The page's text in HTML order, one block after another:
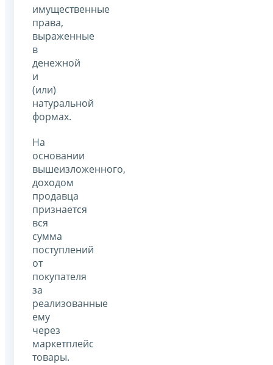
имущественные
права,
выраженные
в
денежной
и
(или)
натуральной
формах.
На
основании
вышеизложенного,
доходом
продавца
признается
вся
сумма
поступлений
от
покупателя
за
реализованные
ему
через
маркетплейс
товары.